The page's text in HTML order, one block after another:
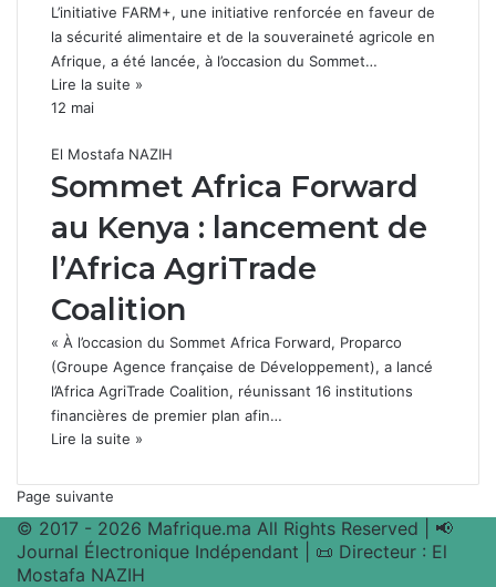
L’initiative FARM+, une initiative renforcée en faveur de
la sécurité alimentaire et de la souveraineté agricole en
Afrique, a été lancée, à l’occasion du Sommet…
Lire la suite »
12 mai
El Mostafa NAZIH
Sommet Africa Forward
au Kenya : lancement de
l’Africa AgriTrade
Coalition
« À l’occasion du Sommet Africa Forward, Proparco
(Groupe Agence française de Développement), a lancé
l’Africa AgriTrade Coalition, réunissant 16 institutions
financières de premier plan afin…
Lire la suite »
Page suivante
© 2017 - 2026 Mafrique.ma All Rights Reserved | 📢
Journal Électronique Indépendant | 📜 Directeur : El
Mostafa NAZIH